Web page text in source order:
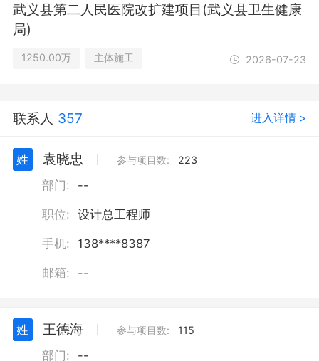
武义县第二人民医院改扩建项目(武义县卫生健康
局)
1250.00万 主体施工 2026-07-23
联系人 357 进入详情 >
姓 袁晓忠 参与项目数: 223
部门: --
职位: 设计总工程师
手机: 138****8387
邮箱: --
姓 王德海 参与项目数: 115
部门: --